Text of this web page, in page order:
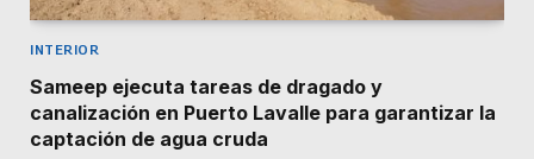
INTERIOR
Sameep ejecuta tareas de dragado y
canalización en Puerto Lavalle para garantizar la
captación de agua cruda